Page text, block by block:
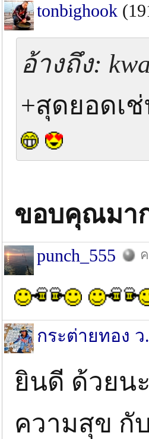
tonbighook
อ้างถึง:
+สุดยอดเ
ขอบคุณมา
punch_555
กระต่ายทอง ว
ยินดี ด้วยน
ความสุข กั